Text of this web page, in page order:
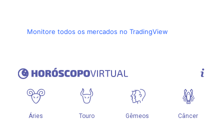
Monitore todos os mercados no TradingView